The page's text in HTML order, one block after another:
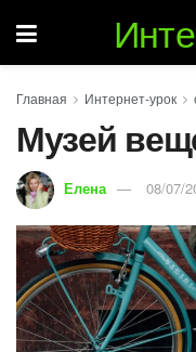
Главная Интернет-урок
Музей
Елена 08/07/